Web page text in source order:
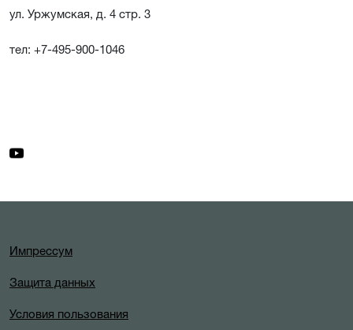
ул. Уржумская, д. 4 стр. 3
тел: +7-495-900-1046
Импрессум
Защита данных
Условия пользования